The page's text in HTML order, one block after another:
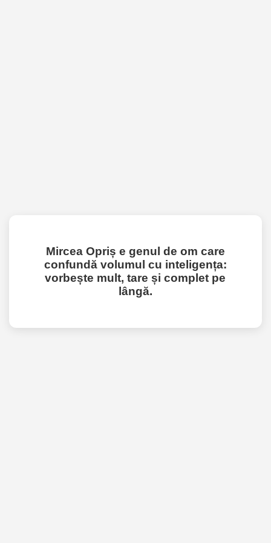
Mircea Opriș e genul de om care
confundă volumul cu inteligența:
vorbește mult, tare și complet pe
lângă.